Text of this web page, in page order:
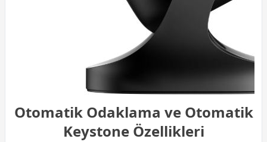
Otomatik Odaklama ve Otomatik
Keystone Özellikleri